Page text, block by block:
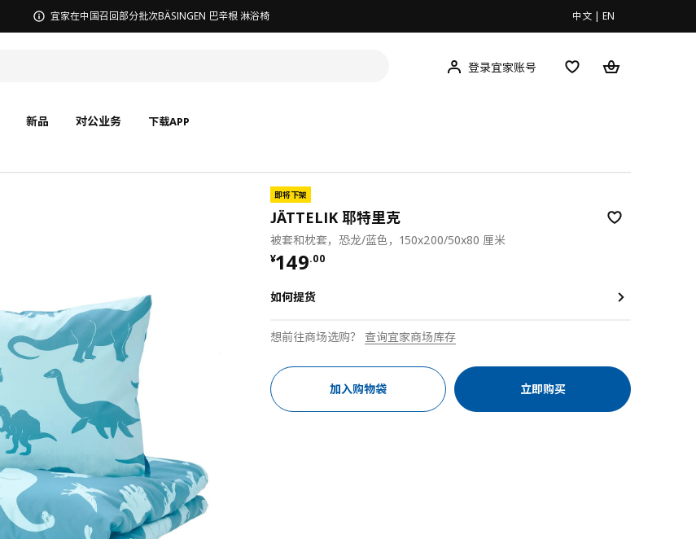
无锡商场发票事宜沟通 中文 | EN
登录宜家账号
新品 对公业务 下载APP
即将下架
JÄTTELIK 耶特里克
被套和枕套，恐龙/蓝色，150x200/50x80 厘米
¥149.00
¥ 149.00
如何提货
想前往商场选购？ 查询宜家商场库存
加入购物袋 立即购买